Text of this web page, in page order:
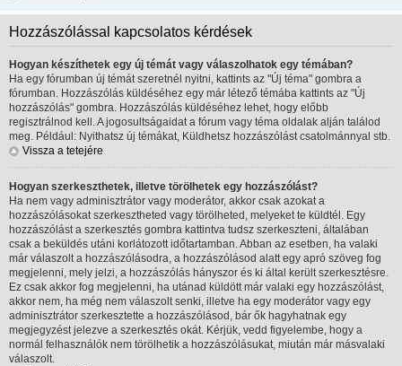
Hozzászólással kapcsolatos kérdések
Hogyan készíthetek egy új témát vagy válaszolhatok egy témában?
Ha egy fórumban új témát szeretnél nyitni, kattints az "Új téma" gombra a
fórumban. Hozzászólás küldéséhez egy már létező témába kattints az "Új
hozzászólás" gombra. Hozzászólás küldéséhez lehet, hogy előbb
regisztrálnod kell. A jogosultságaidat a fórum vagy téma oldalak alján találod
meg. Például: Nyithatsz új témákat, Küldhetsz hozzászólást csatolmánnyal stb.
Vissza a tetejére
Hogyan szerkeszthetek, illetve törölhetek egy hozzászólást?
Ha nem vagy adminisztrátor vagy moderátor, akkor csak azokat a
hozzászólásokat szerkesztheted vagy törölheted, melyeket te küldtél. Egy
hozzászólást a szerkesztés gombra kattintva tudsz szerkeszteni, általában
csak a beküldés utáni korlátozott időtartamban. Abban az esetben, ha valaki
már válaszolt a hozzászólásodra, a hozzászólásod alatt egy apró szöveg fog
megjelenni, mely jelzi, a hozzászólás hányszor és ki által került szerkesztésre.
Ez csak akkor fog megjelenni, ha utánad küldött már valaki egy hozzászólást,
akkor nem, ha még nem válaszolt senki, illetve ha egy moderátor vagy egy
adminisztrátor szerkesztette a hozzászólásod, bár ők hagyhatnak egy
megjegyzést jelezve a szerkesztés okát. Kérjük, vedd figyelembe, hogy a
normál felhasználók nem törölhetik a hozzászólásukat, miután már másvalaki
válaszolt.